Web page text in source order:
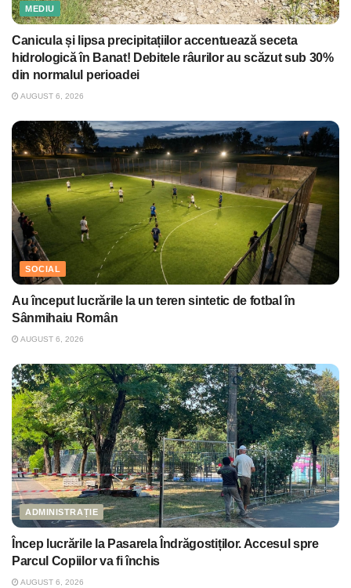
MEDIU
Canicula și lipsa precipitațiilor accentuează seceta
hidrologică în Banat! Debitele râurilor au scăzut sub 30%
din normalul perioadei
AUGUST 6, 2026
SOCIAL
Au început lucrările la un teren sintetic de fotbal în
Sânmihaiu Român
AUGUST 6, 2026
ADMINISTRAȚIE
Încep lucrările la Pasarela Îndrăgostiților. Accesul spre
Parcul Copiilor va fi închis
AUGUST 6, 2026